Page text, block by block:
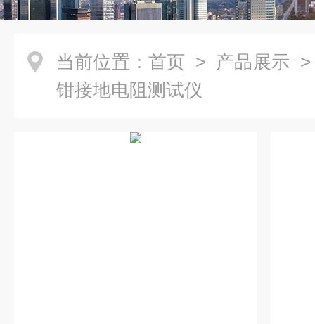
当前位置： 首页 > 产品展示
钳接地电阻测试仪